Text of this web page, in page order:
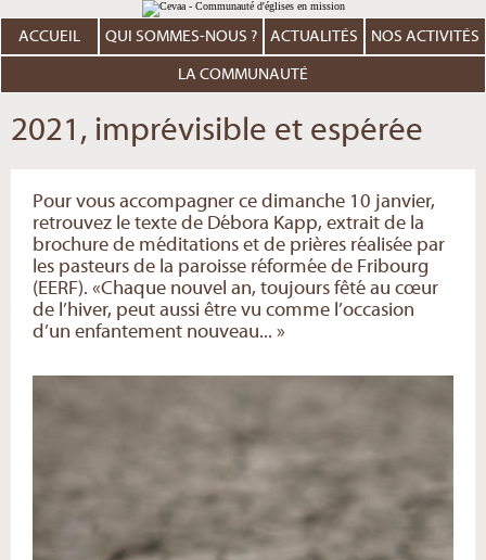
au
contenu.
Aller
personnels
ACCUEIL QUI SOMMES-NOUS ? ACTUALITÉS NOS ACTIVITÉS
LA COMMUNAUTÉ
2021, imprévisible et espérée
Pour vous accompagner ce dimanche 10 janvier,
retrouvez le texte de Débora Kapp, extrait de la
brochure de méditations et de prières réalisée par
les pasteurs de la paroisse réformée de Fribourg
(EERF). «Chaque nouvel an, toujours fêté au cœur
de l’hiver, peut aussi être vu comme l’occasion
d’un enfantement nouveau... »